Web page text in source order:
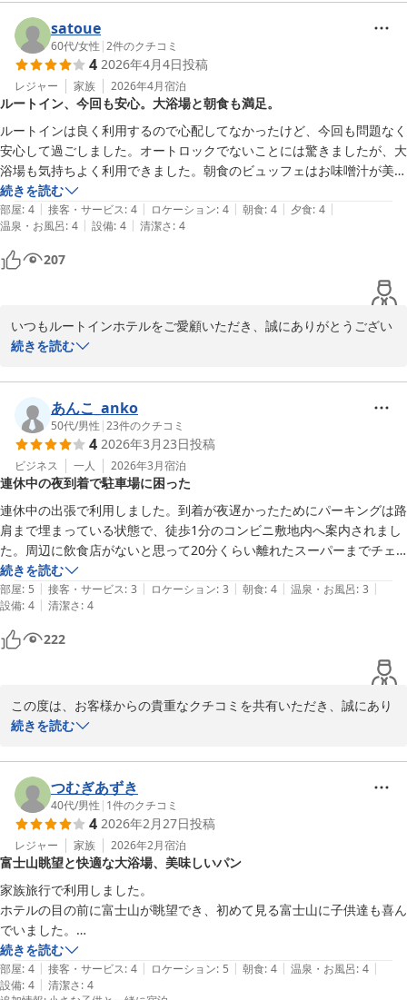
駐車場が残り一台との事で、焦らせてしまったのではないでしょう
か？当館は、特に土曜日などを中心に駐車場が満車の状態になる事
があります。
ですが、ご不便をお掛けすることはあるかもしれませんが近隣施設
の協力などもあり、何とか停めれる様に手配は行っております。
次に来ていただける機会がございましたら、安心して来ていただけ
ると幸いです。
また、朝食では混雑がありました様で、ご不便をお掛けして申し訳
ございません。ですが、その中でも、良いところを探して褒めて頂
きありがとうございます。朝食スタッフにも伝えておきます。
これからも、可能な範囲で最大限のサービスを考え行っていければ
と思います。
次回サファリパークへ来られる時も、当館を利用して頂けたら、幸
いです。その時に快適にお過ごしして頂ける様に日々精進して参り
たいと思います。
この度は、ご宿泊、誠にありがとうございました。
またのご利用お待ちしております。
ホテルルートイン裾野インター
2026-04-18
satoue
60代/女性 |2件のクチコミ
4 2026年4月4日投稿
レジャー 家族 2026年4月宿泊
ルートイン、今回も安心。大浴場と朝食も満足。
ルートインは良く利用するので心配してなかったけど、今回も問題なく
安心して過ごしました。オートロックでないことには驚きましたが、大
浴場も気持ちよく利用できました。朝食のビュッフェはお味噌汁が美味
しかったです。
続きを読む
部屋: 4 | 接客・サービス: 4 | ロケーション: 4 | 朝食: 4 | 夕食: 4 |
温泉・お風呂: 4 | 設備: 4 | 清潔さ: 4
207
いつもルートインホテルをご愛顧いただき、誠にありがとうござい
ます。
に存じます。
大浴場にてごゆっくりおくつろぎいただけたこと、また、朝食のビ
ュッフェにつきましても、特にお味噌汁にご満足いただけたとのこ
と、私どもも大変嬉しく拝読いたしました。
今後もお客様に「今回も安心」と仰っていただけるよう、サービス
の向上に努めてまいります。
またのご利用を心よりお待ちしております。
フロント　藤澤
ホテルルートイン裾野インター
2026-04-08
続きを読む
あんこ_anko
50代/男性 |23件のクチコミ
4 2026年3月23日投稿
ビジネス 一人 2026年3月宿泊
連休中の夜到着で駐車場に困った
連休中の出張で利用しました。到着が夜遅かったためにパーキングは路
肩まで埋まっている状態で、徒歩1分のコンビニ敷地内へ案内されまし
た。周辺に飲食店がないと思って20分くらい離れたスーパーまでチェ
ックイン前に買い出しへ行きましたが、コンビニ隣に居酒屋があったよ
うです。インターから近いので長距離移動時の途中に宿泊といった時に
便利かなと思います。
続きを読む
部屋: 5 | 接客・サービス: 3 | ロケーション: 3 | 朝食: 4 | 温泉・お風呂: 3 |
設備: 4 | 清潔さ: 4
222
この度は、お客様からの貴重なクチコミを共有いただき、誠にあり
がとうございます。
お客様が連休中の夜遅いご到着時に、駐車場のご利用でご不便をお
かけしましたこと、深くお詫び申し上げます。満車により路肩や近
隣のコンビニエンスストア敷地へご案内せざるを得なかった状況に
ついて、お客様にご負担をおかけしましたことを真摯に受け止めて
おります。特に混雑が予想される時期の駐車場運用につきまして
は、お客様によりスムーズにご利用いただけるよう、今後の改善課
題として検討してまいります。
また、周辺の飲食店情報について、遠方まで買い出しに行かれたと
のこと、大変恐縮でございます。ホテルとして、お客様が到着され
てからでも、周辺の飲食店や施設に関する情報をより分かりやす
く、詳細にご提供できるよう、案内の方法について見直しを検討さ
続きを読む
つむぎあずき
40代/男性 | 1件のクチコミ
4 2026年2月27日投稿
レジャー 家族 2026年2月宿泊
富士山眺望と快適な大浴場、美味しいパン
家族旅行で利用しました。
ホテルの目の前に富士山が眺望でき、初めて見る富士山に子供達も喜ん
でいました。
こういうホテルの大浴場は湯温が高く、子供が入れないことが多いので
すが、ちょうど良い湯温でゆっくり入ることができました。
朝食のパンが美味しかったです。
続きを読む
部屋: 4 | 接客・サービス: 4 | ロケーション: 5 | 朝食: 4 | 温泉・お風呂: 4 |
設備: 4 | 清潔さ: 4